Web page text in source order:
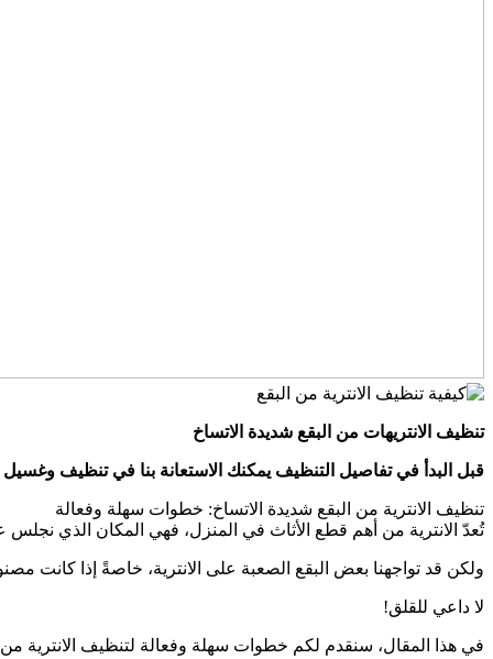
تنظيف الانتريهات من البقع شديدة الاتساخ
قبل البدأ في تفاصيل التنظيف يمكنك الاستعانة بنا في تنظيف وغسيل
تنظيف الانترية من البقع شديدة الاتساخ: خطوات سهلة وفعالة
تُعدّ الانترية من أهم قطع الأثاث في المنزل، فهي المكان الذي نجلس
ولكن قد تواجهنا بعض البقع الصعبة على الانترية، خاصةً إذا كانت
لا داعي للقلق!
في هذا المقال، سنقدم لكم خطوات سهلة وفعالة لتنظيف الانترية من